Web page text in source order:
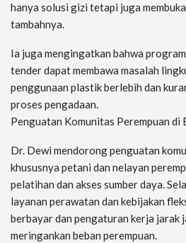
hanya solusi gizi tetapi juga
tambahnya.
Ia juga mengingatkan bahwa
tender dapat membawa masalah
penggunaan plastik berlebih dan
proses pengadaan.
Penguatan Komunitas Perempuan di
Dr. Dewi mendorong penguatan
khususnya petani dan nelayan
pelatihan dan akses sumber daya.
layanan perawatan dan kebijakan
berbayar dan pengaturan kerja jarak
meringankan beban perempuan.